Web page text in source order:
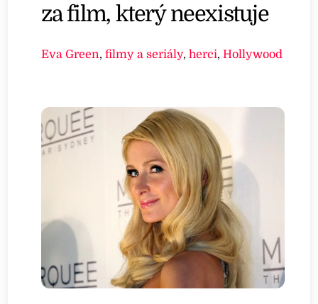
za film, který neexistuje
Eva Green,filmy a seriály,herci,Hollywood